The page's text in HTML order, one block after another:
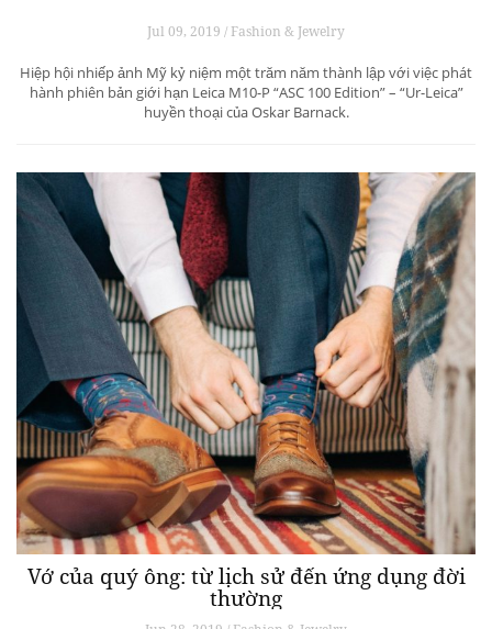
Jul 09, 2019 / Fashion & Jewelry
Hiệp hội nhiếp ảnh Mỹ kỷ niệm một trăm năm thành lập với việc phát
hành phiên bản giới hạn Leica M10-P “ASC 100 Edition” – “Ur-Leica”
huyền thoại của Oskar Barnack.
Vớ của quý ông: từ lịch sử đến ứng dụng đời
thường